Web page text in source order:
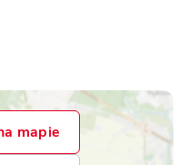
mapie